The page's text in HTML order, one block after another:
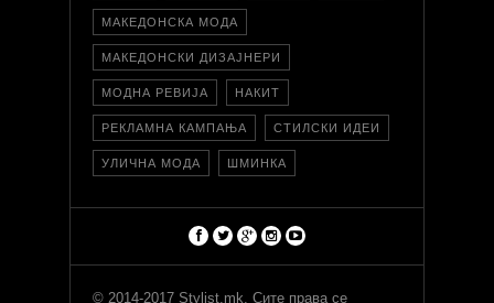
МАКЕДОНСКА МОДА
МАКЕДОНСКИ ДИЗАЈНЕРИ
МОДНА РЕВИЈА НАКИТ
РЕКЛАМНА КАМПАЊА СТИЛСКИ ИДЕИ
УЛИЧНА МОДА ШМИНКА
© 2014-2017 Stylist.mk. Сите права се